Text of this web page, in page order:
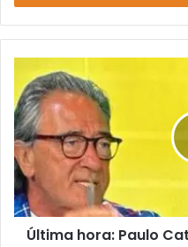
de
email
Última hora: Paulo